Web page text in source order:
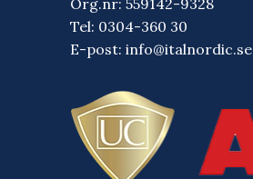
Tel: 0304-360 30
E-post: info@italnordic.se